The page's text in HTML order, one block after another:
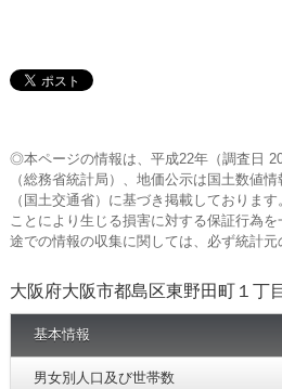
◎本ページの情報は、平成22年（調査日
（総務省統計局）、地価公示は国土数値
（国土交通省）に基づき掲載しておりま
ことにより生じる損害に対する保証行為
途での情報の収集に関しては、必ず統計元
大阪府大阪市都島区東野田町１丁目
基本情報
男女別人口及び世帯数